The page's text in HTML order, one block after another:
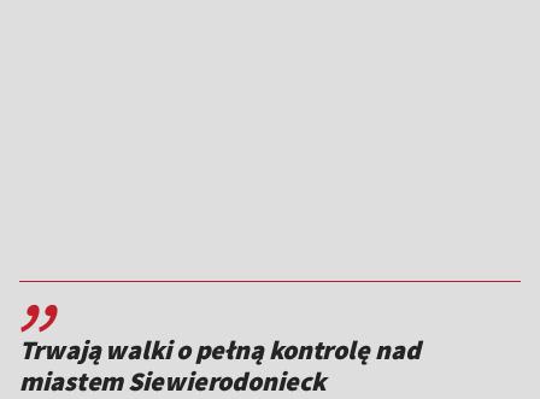
,,
Trwają walki o pełną kontrolę nad
miastem Siewierodonieck